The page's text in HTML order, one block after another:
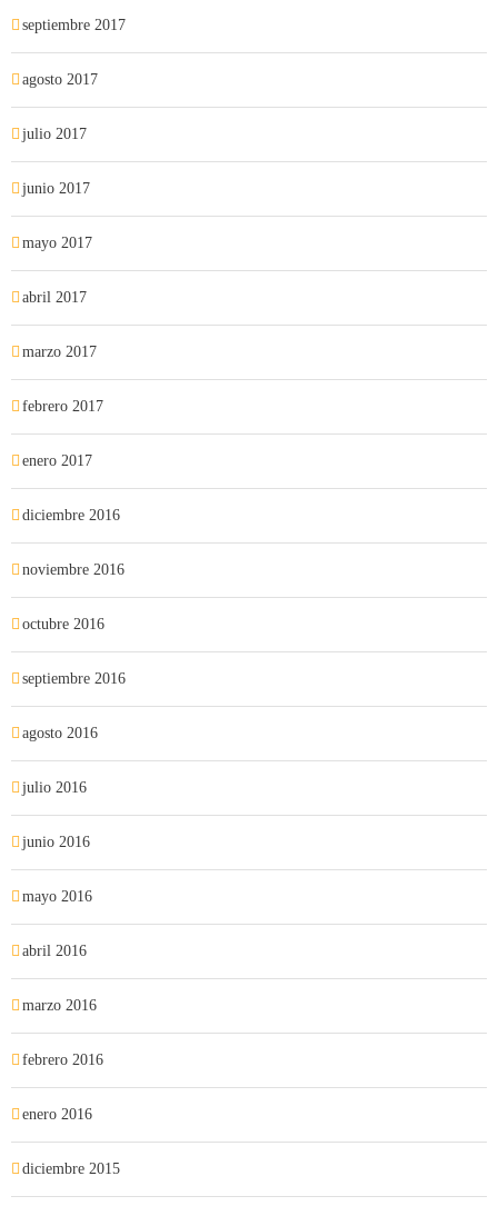
septiembre 2017
agosto 2017
julio 2017
junio 2017
mayo 2017
abril 2017
marzo 2017
febrero 2017
enero 2017
diciembre 2016
noviembre 2016
octubre 2016
septiembre 2016
agosto 2016
julio 2016
junio 2016
mayo 2016
abril 2016
marzo 2016
febrero 2016
enero 2016
diciembre 2015